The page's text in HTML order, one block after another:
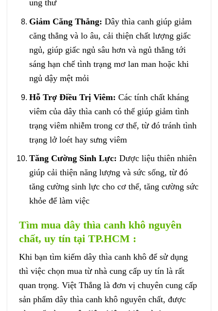
ung thư
Giảm Căng Thẳng: Dây thìa canh giúp giảm
căng thẳng và lo âu, cải thiện chất lượng giấc
ngủ, giúp giấc ngủ sâu hơn và ngủ thẳng tới
sáng hạn chế tình trạng mơ lan man hoặc khi
ngủ dậy mệt mỏi
Hỗ Trợ Điều Trị Viêm: Các tính chất kháng
viêm của dây thìa canh có thể giúp giảm tình
trạng viêm nhiễm trong cơ thể, từ đó tránh tình
trạng lở loét hay sưng viêm
Tăng Cường Sinh Lực: Dược liệu thiên nhiên
giúp cải thiện năng lượng và sức sống, từ đó
tăng cường sinh lực cho cơ thể, tăng cường sức
khỏe để làm việc
Tìm mua dây thìa canh khô nguyên
chất, uy tín tại TP.HCM :
Khi bạn tìm kiếm dây thìa canh khô để sử dụng
thì việc chọn mua từ nhà cung cấp uy tín là rất
quan trọng. Việt Thắng là đơn vị chuyên cung cấp
sản phẩm dây thìa canh khô nguyên chất, được